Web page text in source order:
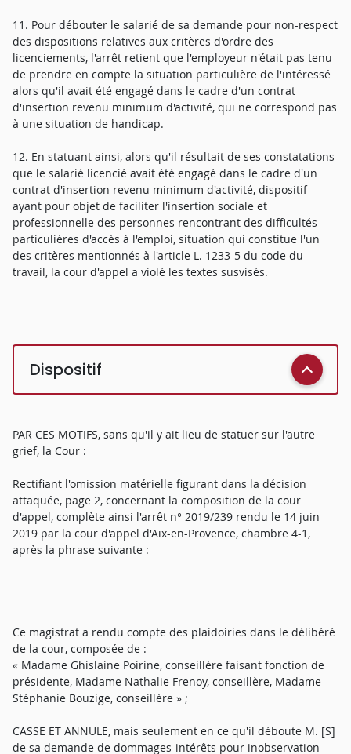
11. Pour débouter le salarié de sa demande pour non-respect
des dispositions relatives aux critères d'ordre des
licenciements, l'arrêt retient que l'employeur n'était pas tenu
de prendre en compte la situation particulière de l'intéressé
alors qu'il avait été engagé dans le cadre d'un contrat
d'insertion revenu minimum d'activité, qui ne correspond pas
à une situation de handicap.
12. En statuant ainsi, alors qu'il résultait de ses constatations
que le salarié licencié avait été engagé dans le cadre d'un
contrat d'insertion revenu minimum d'activité, dispositif
ayant pour objet de faciliter l'insertion sociale et
professionnelle des personnes rencontrant des difficultés
particulières d'accès à l'emploi, situation qui constitue l'un
des critères mentionnés à l'article L. 1233-5 du code du
travail, la cour d'appel a violé les textes susvisés.
Dispositif
PAR CES MOTIFS, sans qu'il y ait lieu de statuer sur l'autre
grief, la Cour :
Rectifiant l'omission matérielle figurant dans la décision
attaquée, page 2, concernant la composition de la cour
d'appel, complète ainsi l'arrêt n° 2019/239 rendu le 14 juin
2019 par la cour d'appel d'Aix-en-Provence, chambre 4-1,
après la phrase suivante :
Ce magistrat a rendu compte des plaidoiries dans le délibéré
de la cour, composée de :
« Madame Ghislaine Poirine, conseillère faisant fonction de
présidente, Madame Nathalie Frenoy, conseillère, Madame
Stéphanie Bouzige, conseillère » ;
CASSE ET ANNULE, mais seulement en ce qu'il déboute M. [S]
de sa demande de dommages-intérêts pour inobservation